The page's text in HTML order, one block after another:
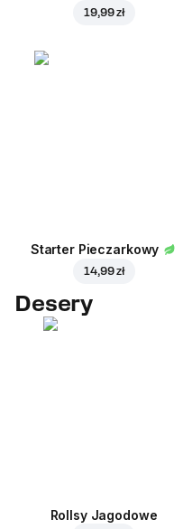
19,99 zł
Starter Pieczarkowy
14,99 zł
Desery
Rollsy Jagodowe